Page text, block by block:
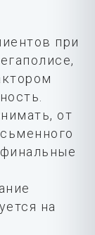
при
от
на